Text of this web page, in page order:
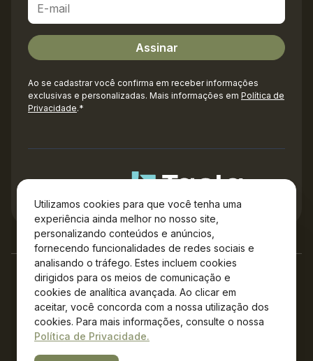
Utilizamos cookies para que você tenha uma
experiência ainda melhor no nosso site,
personalizando conteúdos e anúncios,
fornecendo funcionalidades de redes sociais e
analisando o tráfego. Estes incluem cookies
dirigidos para os meios de comunicação e
cookies de analítica avançada. Ao clicar em
aceitar, você concorda com a nossa utilização dos
cookies. Para mais informações, consulte o nossa
Política de Privacidade.
Ao se cadastrar você confirma em receber informações
exclusivas e personalizadas. Mais informações em Política de
Privacidade.*
Copyright © 2026 Plaza Campos Gerais – Todos os direitos